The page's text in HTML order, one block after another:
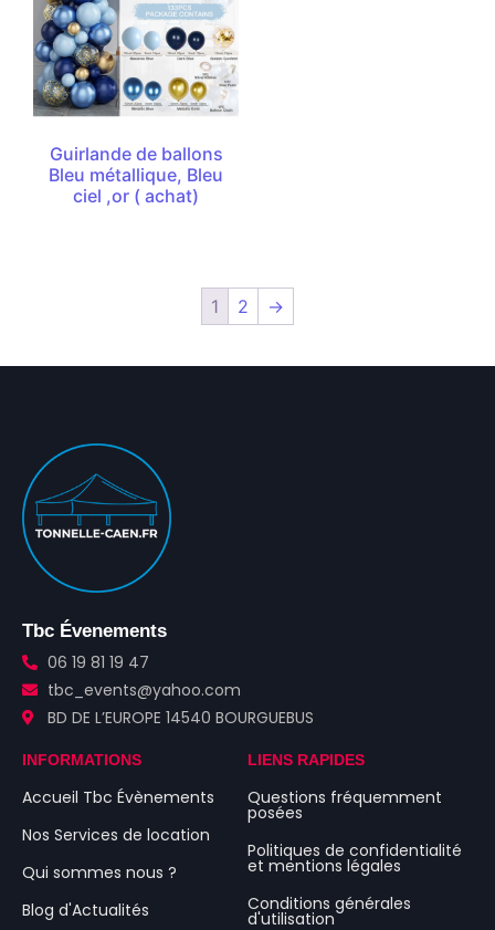
Guirlande de ballons
Bleu métallique, Bleu
ciel ,or ( achat)
1 2 →
Tbc Évenements
06 19 81 19 47
tbc_events@yahoo.com
BD DE L’EUROPE 14540 BOURGUEBUS
INFORMATIONS
Accueil Tbc Évènements
Nos Services de location
Qui sommes nous ?
Blog d'Actualités
LIENS RAPIDES
Questions fréquemment
posées
Politiques de confidentialité
et mentions légales
Conditions générales
d'utilisation